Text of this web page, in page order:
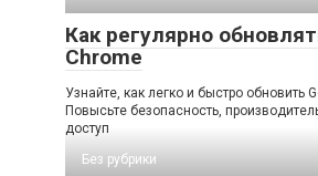
Как регулярно
Chrome
Узнайте, как легко и быстро обновить
Повысьте безопасность,
доступ
Без рубрики